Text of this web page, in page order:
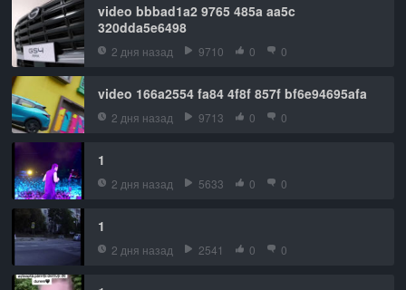
video bbbad1a2 9765 485a aa5c
320dda5e6498
2 дня назад 9710 0 0
video 166a2554 fa84 4f8f 857f bf6e94695afa
2 дня назад 9713 0 0
1
2 дня назад 5633 0 0
1
2 дня назад 2541 0 0